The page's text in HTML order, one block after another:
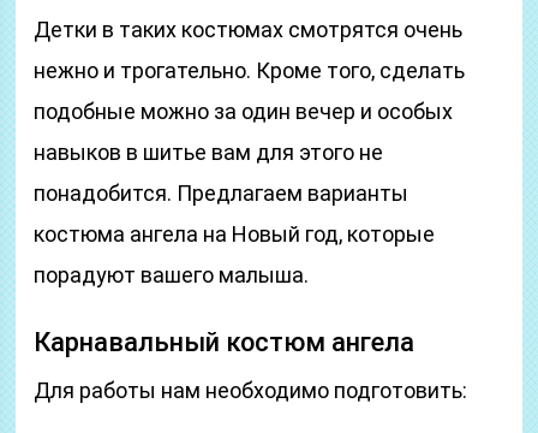
Детки в таких костюмах смотрятся очень
нежно и трогательно. Кроме того, сделать
подобные можно за один вечер и особых
навыков в шитье вам для этого не
понадобится. Предлагаем варианты
костюма ангела на Новый год, которые
порадуют вашего малыша.
Карнавальный костюм ангела
Для работы нам необходимо подготовить: